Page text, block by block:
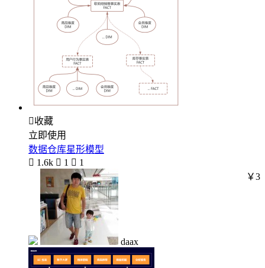
收藏
立即使用
数据仓库星形模型
 1.6k  1  1
daax
￥3